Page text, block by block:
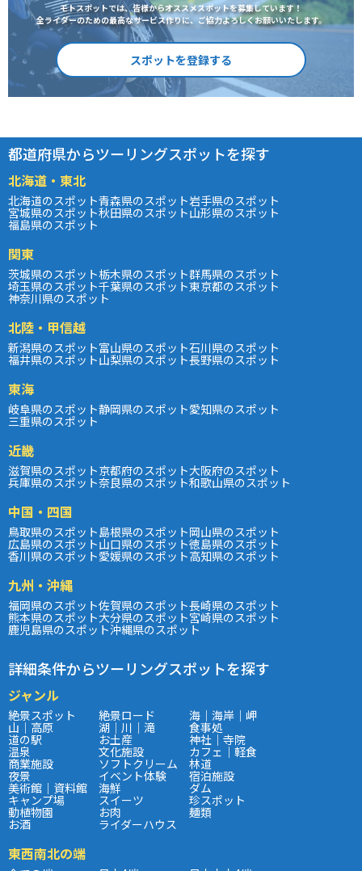
モトスポットでは、皆様からオススメスポットを募集しています！
全ライダーのための最高なサービス作りに、ご協力よろしくお願いいたします。
スポットを登録する
都道府県からツーリングスポットを探す
北海道・東北
北海道のスポット青森県のスポット岩手県のスポット
宮城県のスポット秋田県のスポット山形県のスポット
福島県のスポット
関東
茨城県のスポット栃木県のスポット群馬県のスポット
埼玉県のスポット千葉県のスポット東京都のスポット
神奈川県のスポット
北陸・甲信越
新潟県のスポット富山県のスポット石川県のスポット
福井県のスポット山梨県のスポット長野県のスポット
東海
岐阜県のスポット静岡県のスポット愛知県のスポット
三重県のスポット
近畿
滋賀県のスポット京都府のスポット大阪府のスポット
兵庫県のスポット奈良県のスポット和歌山県のスポット
中国・四国
鳥取県のスポット島根県のスポット岡山県のスポット
広島県のスポット山口県のスポット徳島県のスポット
香川県のスポット愛媛県のスポット高知県のスポット
九州・沖縄
福岡県のスポット佐賀県のスポット長崎県のスポット
熊本県のスポット大分県のスポット宮崎県のスポット
鹿児島県のスポット沖縄県のスポット
詳細条件からツーリングスポットを探す
ジャンル
絶景スポット 絶景ロード 海｜海岸｜岬
山｜高原 湖｜川｜滝 食事処
道の駅 お土産 神社｜寺院
温泉 文化施設 カフェ｜軽食
商業施設 ソフトクリーム 林道
夜景 イベント体験 宿泊施設
美術館｜資料館 海鮮 ダム
キャンプ場 スイーツ 珍スポット
動植物園 お肉 麺類
お酒 ライダーハウス
東西南北の端